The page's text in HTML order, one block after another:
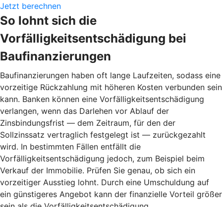
Jetzt berechnen
So lohnt sich die
Vorfälligkeitsentschädigung bei
Baufinanzierungen
Baufinanzierungen haben oft lange Laufzeiten, sodass eine
vorzeitige Rückzahlung mit höheren Kosten verbunden sein
kann. Banken können eine Vorfälligkeitsentschädigung
verlangen, wenn das Darlehen vor Ablauf der
Zinsbindungsfrist — dem Zeitraum, für den der
Sollzinssatz vertraglich festgelegt ist — zurückgezahlt
wird. In bestimmten Fällen entfällt die
Vorfälligkeitsentschädigung jedoch, zum Beispiel beim
Verkauf der Immobilie. Prüfen Sie genau, ob sich ein
vorzeitiger Ausstieg lohnt. Durch eine Umschuldung auf
ein günstigeres Angebot kann der finanzielle Vorteil größer